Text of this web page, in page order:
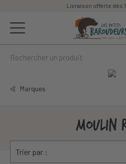
Livraison offerte dès
Marques
MOULIN
Trier par :